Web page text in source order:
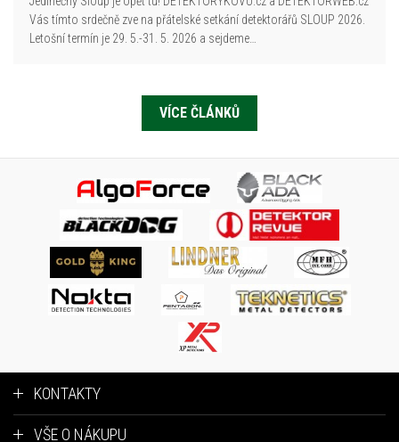
Vás tímto srdečně zve na přátelské setkání detektorářů SLOUP 2026.
Letošní termín je 29. 5.-31. 5. 2026 a sejdeme…
VÍCE ČLÁNKŮ
KONTAKTY
VŠE O NÁKUPU